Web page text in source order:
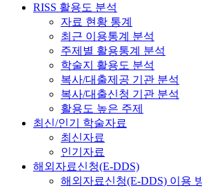
RISS 활용도 분석
자료 현황 통계
최근 이용통계 분석
주제별 활용통계 분석
학술지 활용도 분석
복사/대출제공 기관 분석
복사/대출신청 기관 분석
활용도 높은 주제
최신/인기 학술자료
최신자료
인기자료
해외자료신청(E-DDS)
해외자료신청(E-DDS) 이용